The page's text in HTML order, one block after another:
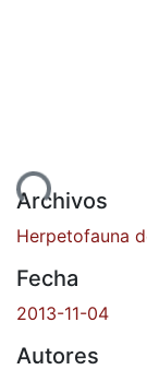
Archivos
Herpetofauna
Fecha
2013-11-04
Autores